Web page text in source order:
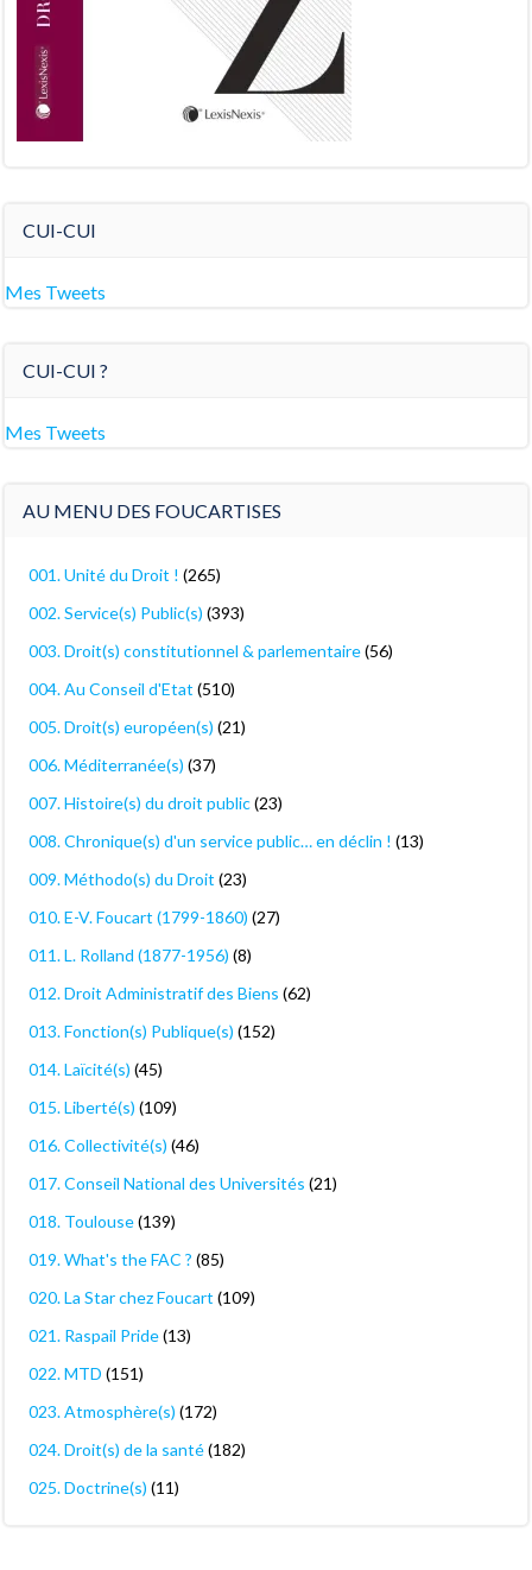
CUI-CUI
Mes Tweets
CUI-CUI ?
Mes Tweets
AU MENU DES FOUCARTISES
001. Unité du Droit ! (265)
002. Service(s) Public(s) (393)
003. Droit(s) constitutionnel & parlementaire(56)
004. Au Conseil d'Etat (510)
005. Droit(s) européen(s) (21)
006. Méditerranée(s) (37)
007. Histoire(s) du droit public(23)
008. Chronique(s) d'un service public… en déclin ! (13)
009. Méthodo(s) du Droit (23)
010. E-V. Foucart (1799-1860) (27)
011. L. Rolland (1877-1956) (8)
012. Droit Administratif des Biens (62)
013. Fonction(s) Publique(s) (152)
014. Laïcité(s) (45)
015. Liberté(s) (109)
016. Collectivité(s) (46)
017. Conseil National des Universités (21)
018. Toulouse(139)
019. What's the FAC ? (85)
020. La Star chez Foucart (109)
021. Raspail Pride(13)
022. MTD (151)
023. Atmosphère(s) (172)
024. Droit(s) de la santé(182)
025. Doctrine(s) (11)